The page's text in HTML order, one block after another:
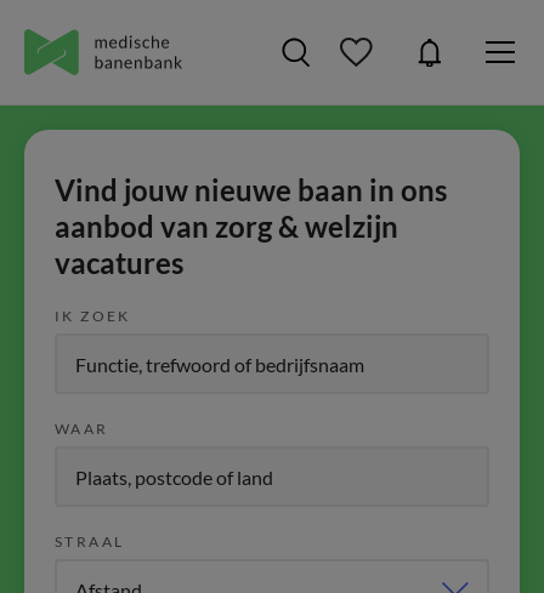
Vind jouw nieuwe baan in ons
aanbod van zorg & welzijn
vacatures
IK ZOEK
WAAR
STRAAL